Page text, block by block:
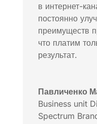
в интернет-
постоянно
преимуществ
что платим
результат.
Павличенко
Business unit
Spectrum